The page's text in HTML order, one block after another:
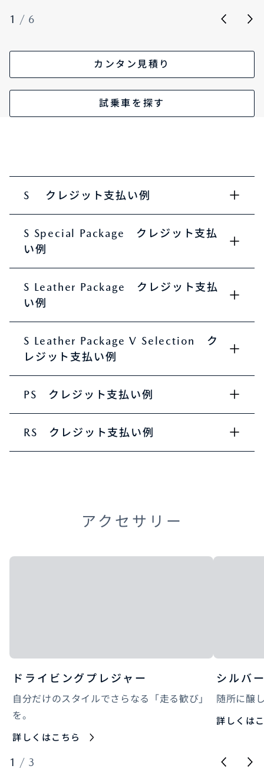
1 / 6
カンタン見積り
試乗車を探す
S クレジット支払い例
S Special Package クレジット支払
い例
S Leather Package クレジット支払
い例
S Leather Package V Selection ク
レジット支払い例
PS クレジット支払い例
RS クレジット支払い例
アクセサリー
ドライビングプレジャー
自分だけのスタイルでさらなる「走る歓び」
を。
詳しくはこちら
シルバ
随所に醸
詳しくは
1 / 3